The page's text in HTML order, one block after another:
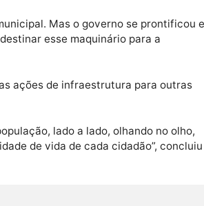
e encascalhamento realizados
municipal. Mas o governo se
por destinar esse maquinário